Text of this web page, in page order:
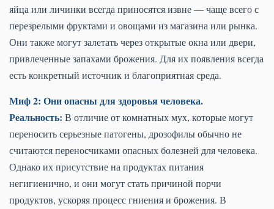
яйца или личинки всегда приносятся извне — чаще всего с
перезрелыми фруктами и овощами из магазина или рынка.
Они также могут залетать через открытые окна или двери,
привлеченные запахами брожения. Для их появления всегда
есть конкретный источник и благоприятная среда.
Миф 2: Они опасны для здоровья человека.
Реальность: В отличие от комнатных мух, которые могут
переносить серьезные патогены, дрозофилы обычно не
считаются переносчиками опасных болезней для человека.
Однако их присутствие на продуктах питания
негигиенично, и они могут стать причиной порчи
продуктов, ускоряя процесс гниения и брожения. В